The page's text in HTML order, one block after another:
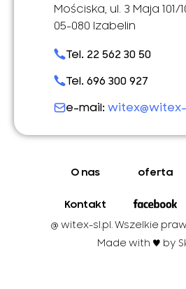
Mościska, ul. 3 Maja 101/
05-080 Izabelin
Tel. 22 562 30 50
Tel. 696 300 927
e-mail:
O nas oferta
Kontakt
@ witex-sl.pl. Wszelkie
Made with ♥︎ by